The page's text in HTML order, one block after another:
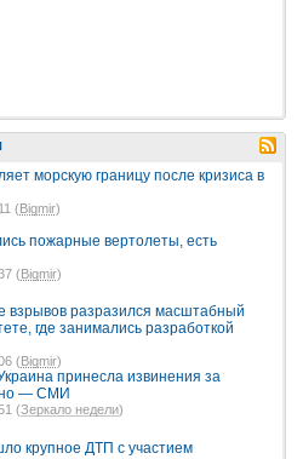
морскую границу после кризиса в
(Bigmir)
пожарные вертолеты, есть
(Bigmir)
взрывов разразился масштабный
где занимались разработкой
(Bigmir)
принесла извинения за
— СМИ
(Зеркало недели)
крупное ДТП с участием